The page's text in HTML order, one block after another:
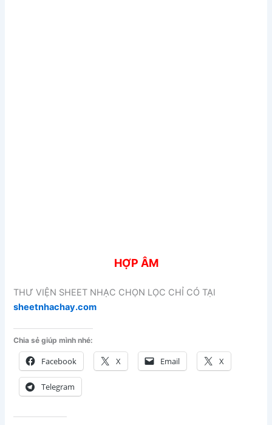
HỢP ÂM
THƯ VIỆN SHEET NHẠC CHỌN LỌC CHỈ CÓ TẠI
sheetnhachay.com
Chia sẻ giúp mình nhé:
Facebook X Email X
Telegram